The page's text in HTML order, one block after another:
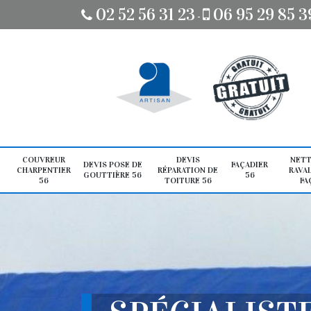
02 52 56 31 23 - 06 95 29 85
COUVREUR
CHARPENTIER
56
DEVIS POSE DE
GOUTTIÈRE 56
DEVIS
RÉPARATION DE
TOITURE 56
FAÇADIER
56